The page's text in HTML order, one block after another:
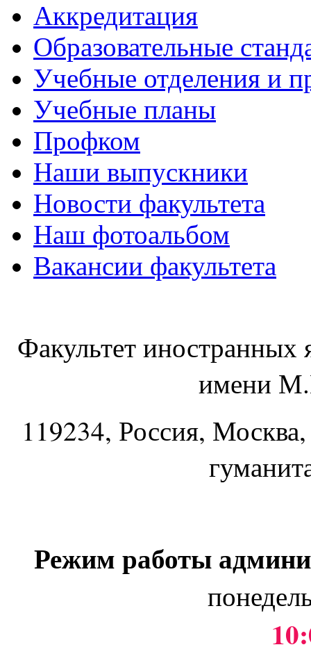
Аккредитация
Образовательные
Учебные отделения и
Учебные планы
Профком
Наши выпускники
Новости факультета
Наш фотоальбом
Вакансии факультета
Факультет
имени
119234, Россия,
Режим работы